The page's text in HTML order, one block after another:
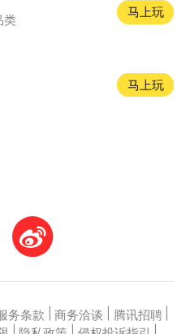
类
马上玩
马上玩
务条款 商务洽谈 腾讯招聘